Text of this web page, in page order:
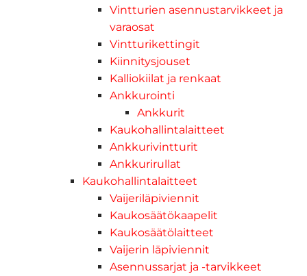
Vintturien asennustarvikkeet ja
varaosat
Vintturikettingit
Kiinnitysjouset
Kalliokiilat ja renkaat
Ankkurointi
Ankkurit
Kaukohallintalaitteet
Ankkurivintturit
Ankkurirullat
Kaukohallintalaitteet
Vaijeriläpiviennit
Kaukosäätökaapelit
Kaukosäätölaitteet
Vaijerin läpiviennit
Asennussarjat ja -tarvikkeet